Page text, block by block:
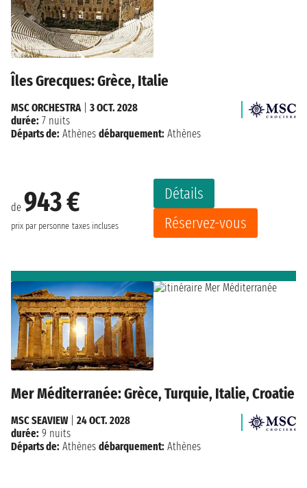
Îles Grecques: Grèce, Italie
de 943 €
prix par personne taxes incluses
Détails
Réservez-vous
MSC ORCHESTRA| 3 OCT. 2028
durée: 7 nuits
Départs de: Athènes débarquement: Athènes
Mer Méditerranée: Grèce, Turquie, Italie, Croatie
MSC SEAVIEW| 24 OCT. 2028
durée: 9 nuits
Départs de: Athènes débarquement: Athènes